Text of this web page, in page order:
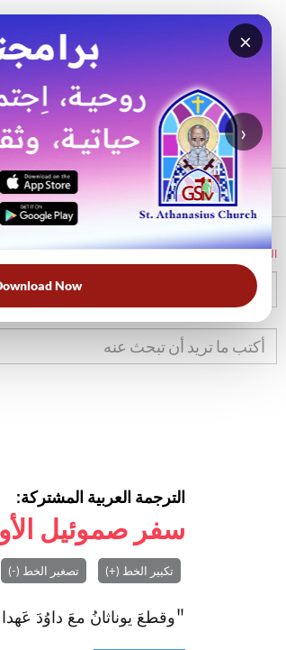
×
›
Now
الرئيسية
الترجمة العربية المشتركة:
سفر صموئيل
تكبير الخط (+) تصغير الخط (-)
"وقطعَ يوناثانُ معَ داوُدَ عَهدا